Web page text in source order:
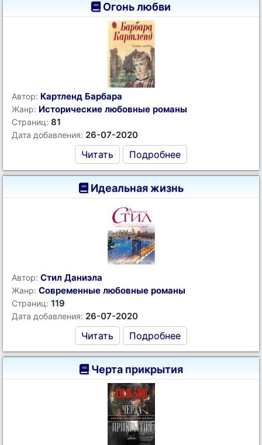
Огонь любви
Автор: Картленд Барбара
Жанр: Исторические любовные романы
Страниц: 81
Дата добавления: 26-07-2020
Читать Подробнее
Идеальная жизнь
Автор: Стил Даниэла
Жанр: Современные любовные романы
Страниц: 119
Дата добавления: 26-07-2020
Читать Подробнее
Черта прикрытия